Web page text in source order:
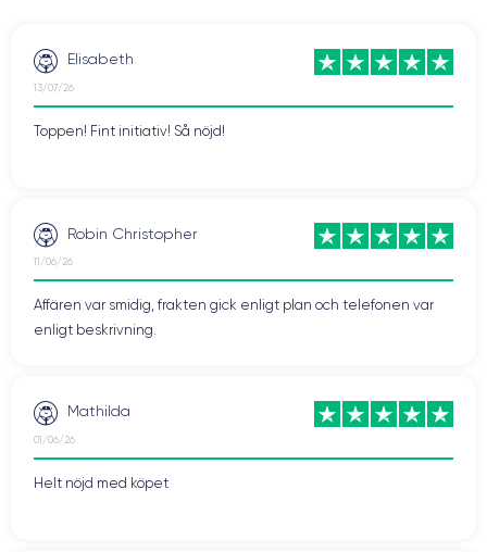
Elisabeth
13/07/26
Toppen! Fint initiativ! Så nöjd!
Robin Christopher
11/06/26
Affären var smidig, frakten gick enligt plan och telefonen var
enligt beskrivning.
Mathilda
01/06/26
Helt nöjd med köpet